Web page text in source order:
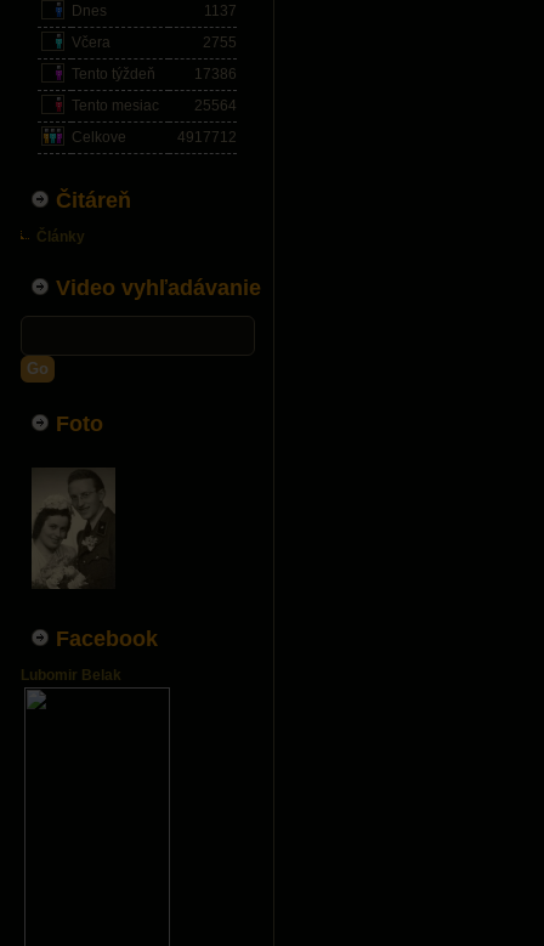
Dnes
1137
Včera
2755
Tento týždeň
17386
Tento mesiac
25564
Celkove
4917712
Čitáreň
Články
Video vyhľadávanie
Go
Foto
Facebook
Lubomir Belak